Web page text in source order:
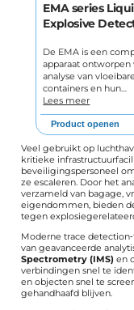
EMA series
Explosive
De EMA is een
apparaat ontworpen
analyse van vloeibare
containers en hun…
Lees meer
Product openen
Veel gebruikt op
kritieke
beveiligingspersoneel
ze escaleren. Door het
verzameld van bagage,
eigendommen, bieden
tegen
Moderne trace
van geavanceerde
Spectrometry (IMS)en
verbindingen snel te
en objecten snel te
gehandhaafd blijven.